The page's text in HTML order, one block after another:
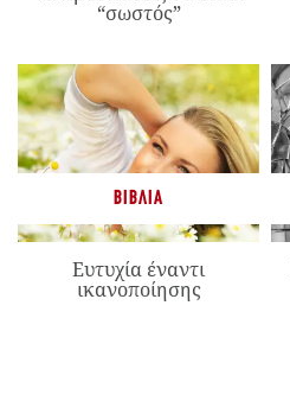
“σωστός”
ΒΙΒΛΊΑ
Ευτυχία έναντι
ικανοποίησης